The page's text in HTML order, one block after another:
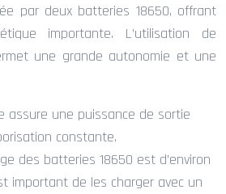
par deux batteries 18650, offrant
importante. L’utilisation de
une grande autonomie et une
assure une puissance de sortie
constante.
des batteries 18650 est d’environ
important de les charger avec un